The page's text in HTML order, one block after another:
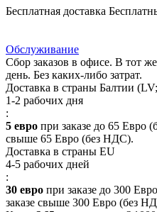
Бесплатная доставка
Обслуживание
Сбор заказов в офисе. В тот
день. Без каких-либо затрат.
Доставка в страны Балтии
1-2 рабочих дня
:
5 евро при заказе до 65 Евро
свыше 65 Евро (без НДС).
Доставка в страны EU
4-5 рабочих дней
:
30 евро при заказе до 300
заказе свыше 300 Евро (без